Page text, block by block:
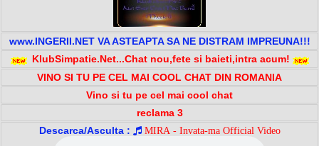
www.INGERII.NET VA ASTEAPTA SA NE DISTRAM IMPREUNA!!!
KlubSimpatie.Net...Chat nou,fete si baieti,intra acum!
VINO SI TU PE CEL MAI COOL CHAT DIN ROMANIA
Vino si tu pe cel mai cool chat
reclama 3
Descarca/Asculta :
MIRA - Invata-ma Official Video